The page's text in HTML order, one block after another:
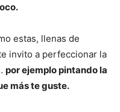
estas, llenas de
invito a perfeccionar la
por ejemplo pintando la
más te guste.